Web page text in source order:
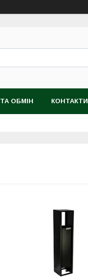
ОБМІН КОНТАКТИ